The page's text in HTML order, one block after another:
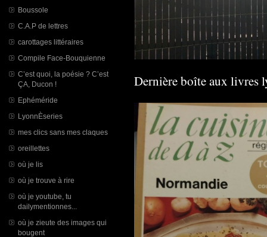
Boussole
C.A.P de lettres
carottages littéraires
Compile Face-Bouquienne
C’est quoi, la poésie ? C’est
ÇA, Ducon !
Ephéméride
LyonnÈseries
mes clics sans mes claques
oreillettes
où je lis
où je trouve à rire
où je youtube, tu
dailymentionnes...
où je zieute des images qui
bougent
Dernière boîte aux livres